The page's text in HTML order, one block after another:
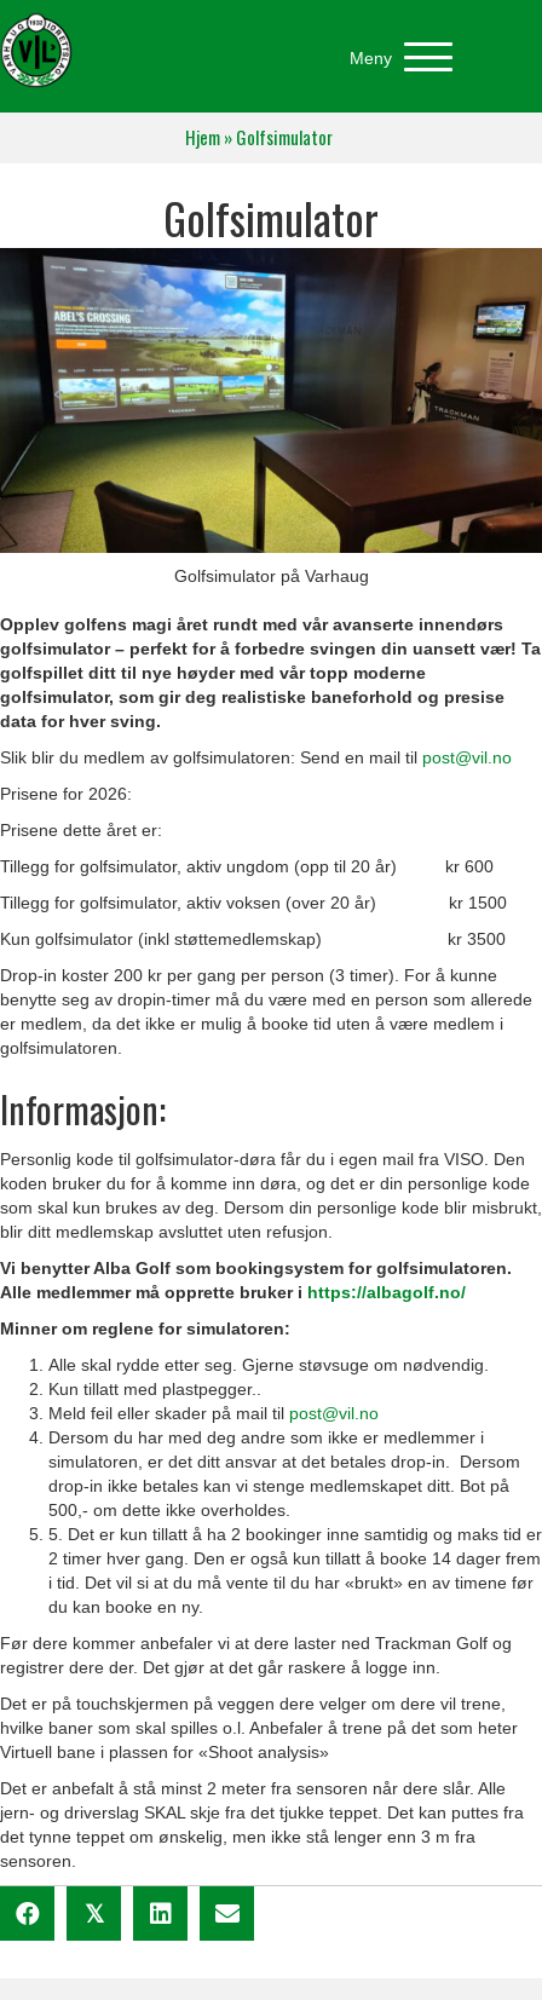
Meny
Hjem»Golfsimulator
Golfsimulator
Golfsimulator på Varhaug
Opplev golfens magi året rundt med vår avanserte innendørs
golfsimulator – perfekt for å forbedre svingen din uansett vær! Ta
golfspillet ditt til nye høyder med vår topp moderne
golfsimulator, som gir deg realistiske baneforhold og presise
data for hver sving.
Slik blir du medlem av golfsimulatoren: Send en mail til post@vil.no
Prisene for 2026:
Prisene dette året er:
Tillegg for golfsimulator, aktiv ungdom (opp til 20 år) kr 600
Tillegg for golfsimulator, aktiv voksen (over 20 år) kr 1500
Kun golfsimulator (inkl støttemedlemskap) kr 3500
Drop-in koster 200 kr per gang per person (3 timer). For å kunne
benytte seg av dropin-timer må du være med en person som allerede
er medlem, da det ikke er mulig å booke tid uten å være medlem i
golfsimulatoren.
Informasjon:
Personlig kode til golfsimulator-døra får du i egen mail fra VISO. Den
koden bruker du for å komme inn døra, og det er din personlige kode
som skal kun brukes av deg. Dersom din personlige kode blir misbrukt,
blir ditt medlemskap avsluttet uten refusjon.
Vi benytter Alba Golf som bookingsystem for golfsimulatoren.
Alle medlemmer må opprette bruker i https://albagolf.no/
Minner om reglene for simulatoren:
Alle skal rydde etter seg. Gjerne støvsuge om nødvendig.
Kun tillatt med plastpegger..
Meld feil eller skader på mail til post@vil.no
Dersom du har med deg andre som ikke er medlemmer i
simulatoren, er det ditt ansvar at det betales drop-in. Dersom
drop-in ikke betales kan vi stenge medlemskapet ditt. Bot på
500,- om dette ikke overholdes.
5. Det er kun tillatt å ha 2 bookinger inne samtidig og maks tid er
2 timer hver gang. Den er også kun tillatt å booke 14 dager frem
i tid. Det vil si at du må vente til du har «brukt» en av timene før
du kan booke en ny.
Før dere kommer anbefaler vi at dere laster ned Trackman Golf og
registrer dere der. Det gjør at det går raskere å logge inn.
Det er på touchskjermen på veggen dere velger om dere vil trene,
hvilke baner som skal spilles o.l. Anbefaler å trene på det som heter
Virtuell bane i plassen for «Shoot analysis»
Det er anbefalt å stå minst 2 meter fra sensoren når dere slår. Alle
jern- og driverslag SKAL skje fra det tjukke teppet. Det kan puttes fra
det tynne teppet om ønskelig, men ikke stå lenger enn 3 m fra
sensoren.
𝕏